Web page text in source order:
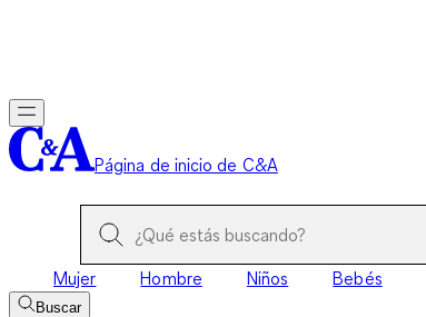
Página de inicio de C&A
Mujer Hombre Niños Bebés
Buscar